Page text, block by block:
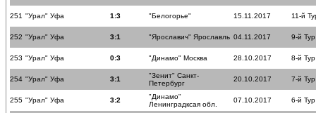
251 "Урал" Уфа 1:3 "Белогорье" 15.11.2017 11-й
252 "Урал" Уфа 3:1 "Ярославич" Ярославль 04.11.2017 9-й Тур
253 "Урал" Уфа 0:3 "Динамо" Москва 28.10.2017 8-й Тур
254 "Урал" Уфа 3:1
"Зенит" Санкт-
Петербург
20.10.2017 7-й Тур
255 "Урал" Уфа 3:2
"Динамо"
Ленинградксая обл.
07.10.2017 6-й Тур